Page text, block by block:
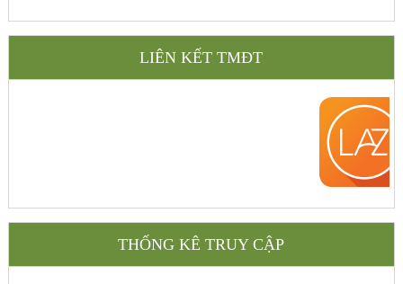
LIÊN KẾT TMĐT
THỐNG KÊ TRUY CẬP